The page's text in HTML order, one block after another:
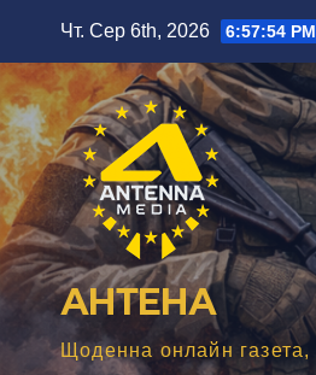
вмісту
Чт. Сер 6th, 2026 6:57:56 PM
АНТЕНА
Щоденна онлайн газета,